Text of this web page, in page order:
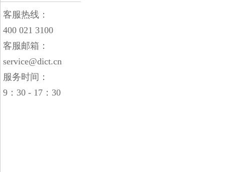
客服热线：
400 021 3100
客服邮箱：
service@dict.cn
服务时间：
9：30 - 17：30